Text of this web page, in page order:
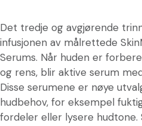
Det tredje og avgjørende
infusjonen av målrettede
Serums. Når huden er
og rens, blir aktive serum
Disse serumene er nøye
hudbehov, for eksempel
fordeler eller lysere